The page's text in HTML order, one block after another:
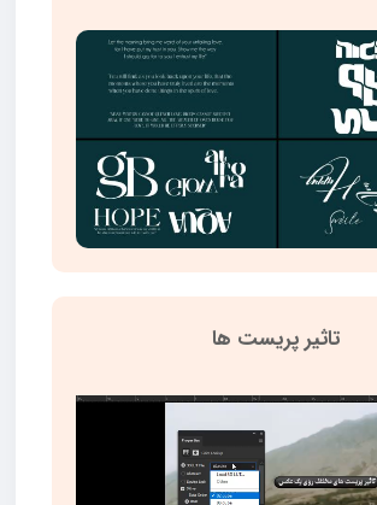
تاثیر پریست ها